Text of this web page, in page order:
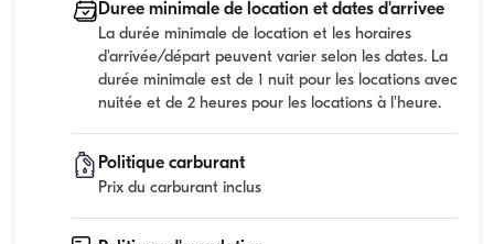
Duree minimale de location et dates d'arrivee
La durée minimale de location et les horaires
d'arrivée/départ peuvent varier selon les dates. La
durée minimale est de 1 nuit pour les locations avec
nuitée et de 2 heures pour les locations à l'heure.
Politique carburant
Prix du carburant inclus